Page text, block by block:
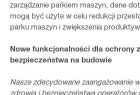
zarządzanie parkiem maszyn, dane
mogą być użyte w celu redukcji
parku maszyn i zwiększenia
Nowe funkcjonalności dla ochrony
bezpieczeństwa na budowie
Nasze zdecydowane zaangażowanie
zdrowia i bezpieczeństwa operatorów